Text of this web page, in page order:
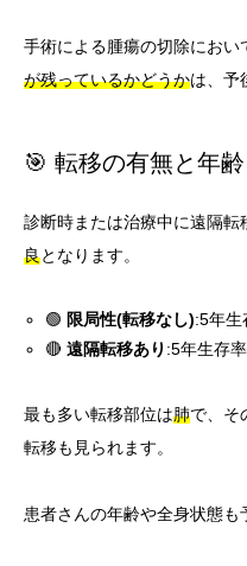
手術による腫瘍の切除におい
が残っているかどうかは、予
🎯 転移の有無と年
診断時または治療中に遠隔転
良となります。
🟢 限局性(転移なし):5年
🔴遠隔転移あり :5年生存
最も多い転移部位は肺で、そ
転移も見られます。
患者さんの年齢や全身状態も